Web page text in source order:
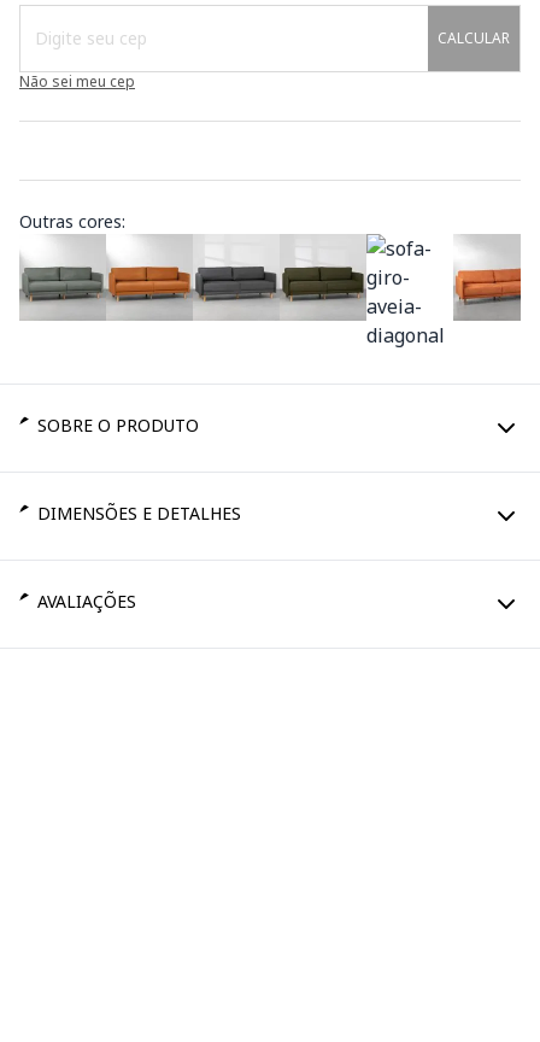
CALCULAR
Não sei meu cep
Outras cores:
SOBRE O PRODUTO
DIMENSÕES E DETALHES
AVALIAÇÕES